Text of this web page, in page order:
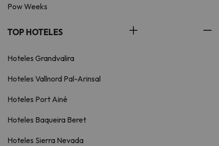
Pow Weeks
TOP HOTELES
Hoteles Grandvalira
Hoteles Vallnord Pal-Arinsal
Hoteles Port Ainé
Hoteles Baqueira Beret
Hoteles Sierra Nevada